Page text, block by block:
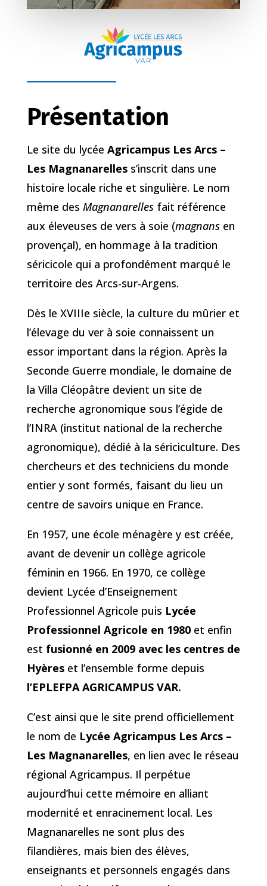
Présentation
Le site du lycée Agricampus Les Arcs –
Les Magnanarelless’inscrit dans une
histoire locale riche et singulière. Le nom
même des Magnanarellesfait référence
aux éleveuses de vers à soie (magnansen
provençal), en hommage à la tradition
séricicole qui a profondément marqué le
territoire des Arcs-sur-Argens.
Dès le XVIIIe siècle, la culture du mûrier et
l’élevage du ver à soie connaissent un
essor important dans la région. Après la
Seconde Guerre mondiale, le domaine de
la Villa Cléopâtre devient un site de
recherche agronomique sous l’égide de
l’INRA (institut national de la recherche
agronomique), dédié à la sériciculture. Des
chercheurs et des techniciens du monde
entier y sont formés, faisant du lieu un
centre de savoirs unique en France.
En 1957, une école ménagère y est créée,
avant de devenir un collège agricole
féminin en 1966. En 1970, ce collège
devient Lycée d’Enseignement
Professionnel Agricole puis Lycée
Professionnel Agricole en 1980et enfin
est fusionné en 2009 avec les centres de
Hyères et l’ensemble forme depuis
l’EPLEFPA AGRICAMPUS VAR.
C’est ainsi que le site prend officiellement
le nom de Lycée Agricampus Les Arcs –
Les Magnanarelles, en lien avec le réseau
régional Agricampus. Il perpétue
aujourd’hui cette mémoire en alliant
modernité et enracinement local. Les
Magnanarelles ne sont plus des
filandières, mais bien des élèves,
enseignants et personnels engagés dans